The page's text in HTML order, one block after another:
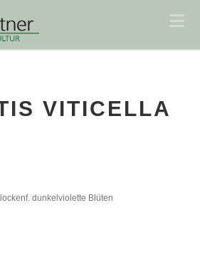
VITICELLA
dunkelviolette Blüten